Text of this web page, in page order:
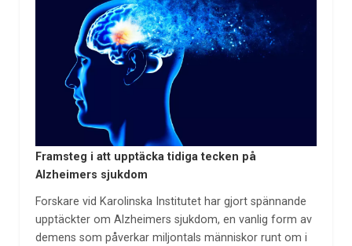
Framsteg i att upptäcka tidiga tecken på
Alzheimers sjukdom
Forskare vid Karolinska Institutet har gjort spännande
upptäckter om Alzheimers sjukdom, en vanlig form av
demens som påverkar miljontals människor runt om i